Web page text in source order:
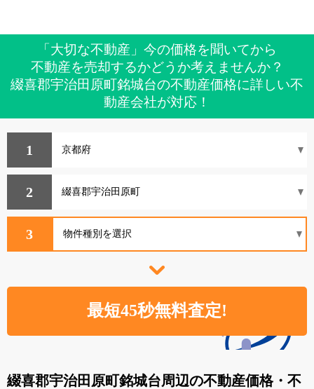
「大切な不動産」今の価格を聞いてから
不動産を売却するかどうか考えませんか？
綴喜郡宇治田原町銘城台の不動産価格に詳しい不
動産会社が対応！
1
2
3
綴喜郡宇治田原町銘城台周辺の不動産価格・不